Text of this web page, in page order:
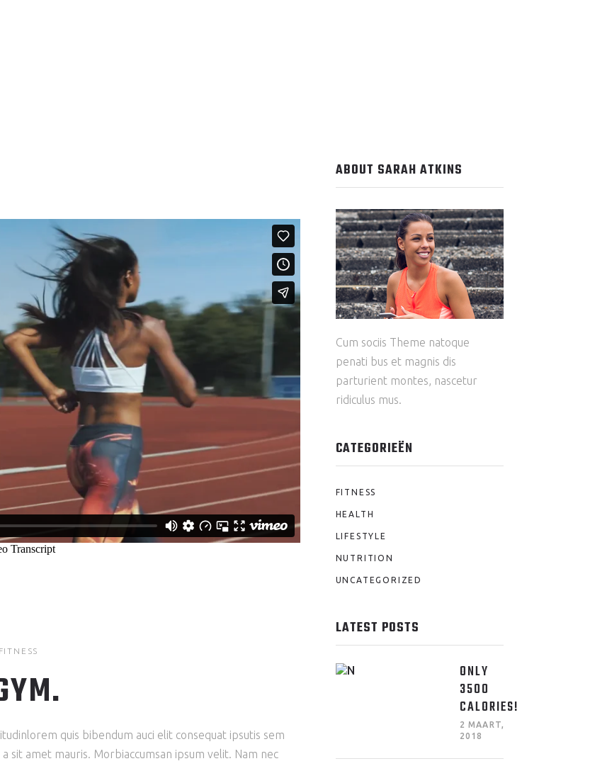
FITNESS
quis bibendum auci elit consequat ipsutis sem
sit amet mauris. Morbiaccumsan ipsum velit. Nam nec
ABOUT SARAH ATKINS
Cum sociis Theme natoque
penati bus et magnis dis
parturient montes, nascetur
ridiculus mus.
CATEGORIEËN
FITNESS
HEALTH
LIFESTYLE
NUTRITION
UNCATEGORIZED
LATEST POSTS
ONLY
3500
CALORIES!
2 MAART,
2018